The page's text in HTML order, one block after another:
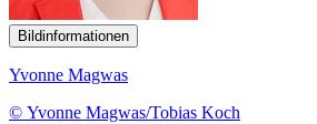
Bildinformationen
Yvonne Magwas
© Yvonne Magwas/Tobias Koch